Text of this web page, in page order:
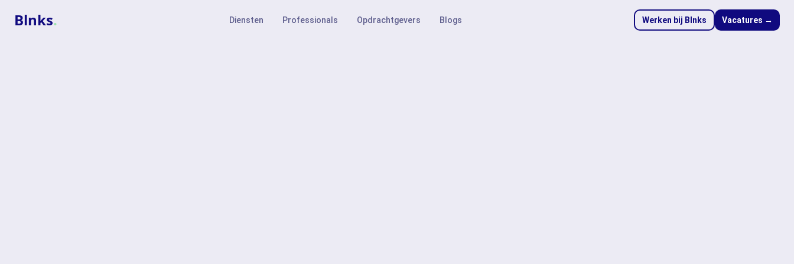
Blnks. Diensten Professionals Opdrachtgevers Blogs Werken bij Blnks Vacatures →